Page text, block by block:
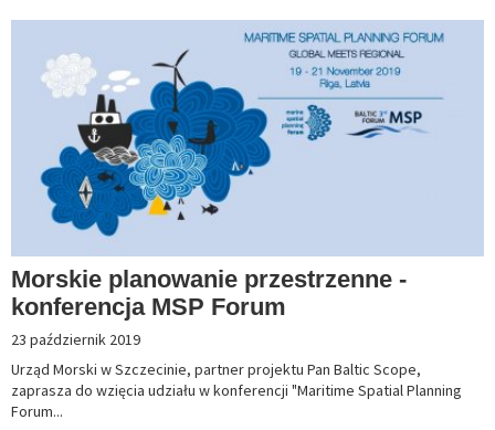
Morskie planowanie przestrzenne -
konferencja MSP Forum
23 październik 2019
Urząd Morski w Szczecinie, partner projektu Pan Baltic Scope,
zaprasza do wzięcia udziału w konferencji "Maritime Spatial Planning
Forum...